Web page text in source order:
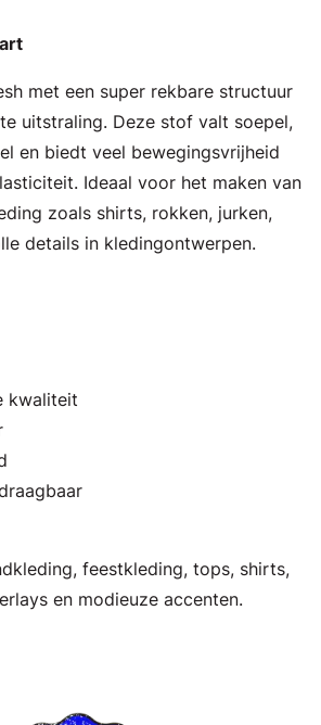
met een super rekbare structuur
uitstraling. Deze stof valt soepel,
en biedt veel bewegingsvrijheid
Ideaal voor het maken van
zoals shirts, rokken, jurken,
details in kledingontwerpen.
kwaliteit
feestkleding, tops, shirts,
en modieuze accenten.